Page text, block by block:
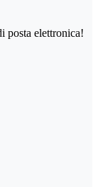
posta elettronica!